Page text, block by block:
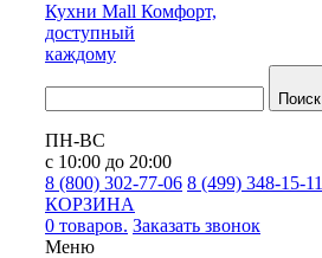
Кухни Mall Комфорт,
доступный
каждому
Поиск
ПН-ВС
с 10:00 до 20:00
8 (800) 302-77-06 8 (499) 348-15-11
КОРЗИНА
0 товаров. Заказать звонок
Меню